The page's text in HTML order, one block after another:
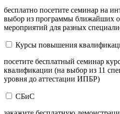
бесплатно посетите семинар на
выбор из программы ближайших
мероприятий для разных
Курсы повышения
посетите бесплатный семинар
квалификации (на выбор из 11
уровня до аттестации ИПБР)
СБиС